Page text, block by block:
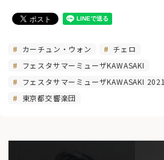
カーチュン・ウォン
チェロ
フェスタサマーミューザKAWASAKI
フェスタサマーミューザKAWASAKI 2021
東京都交響楽団